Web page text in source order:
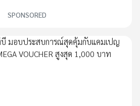
SPONSORED